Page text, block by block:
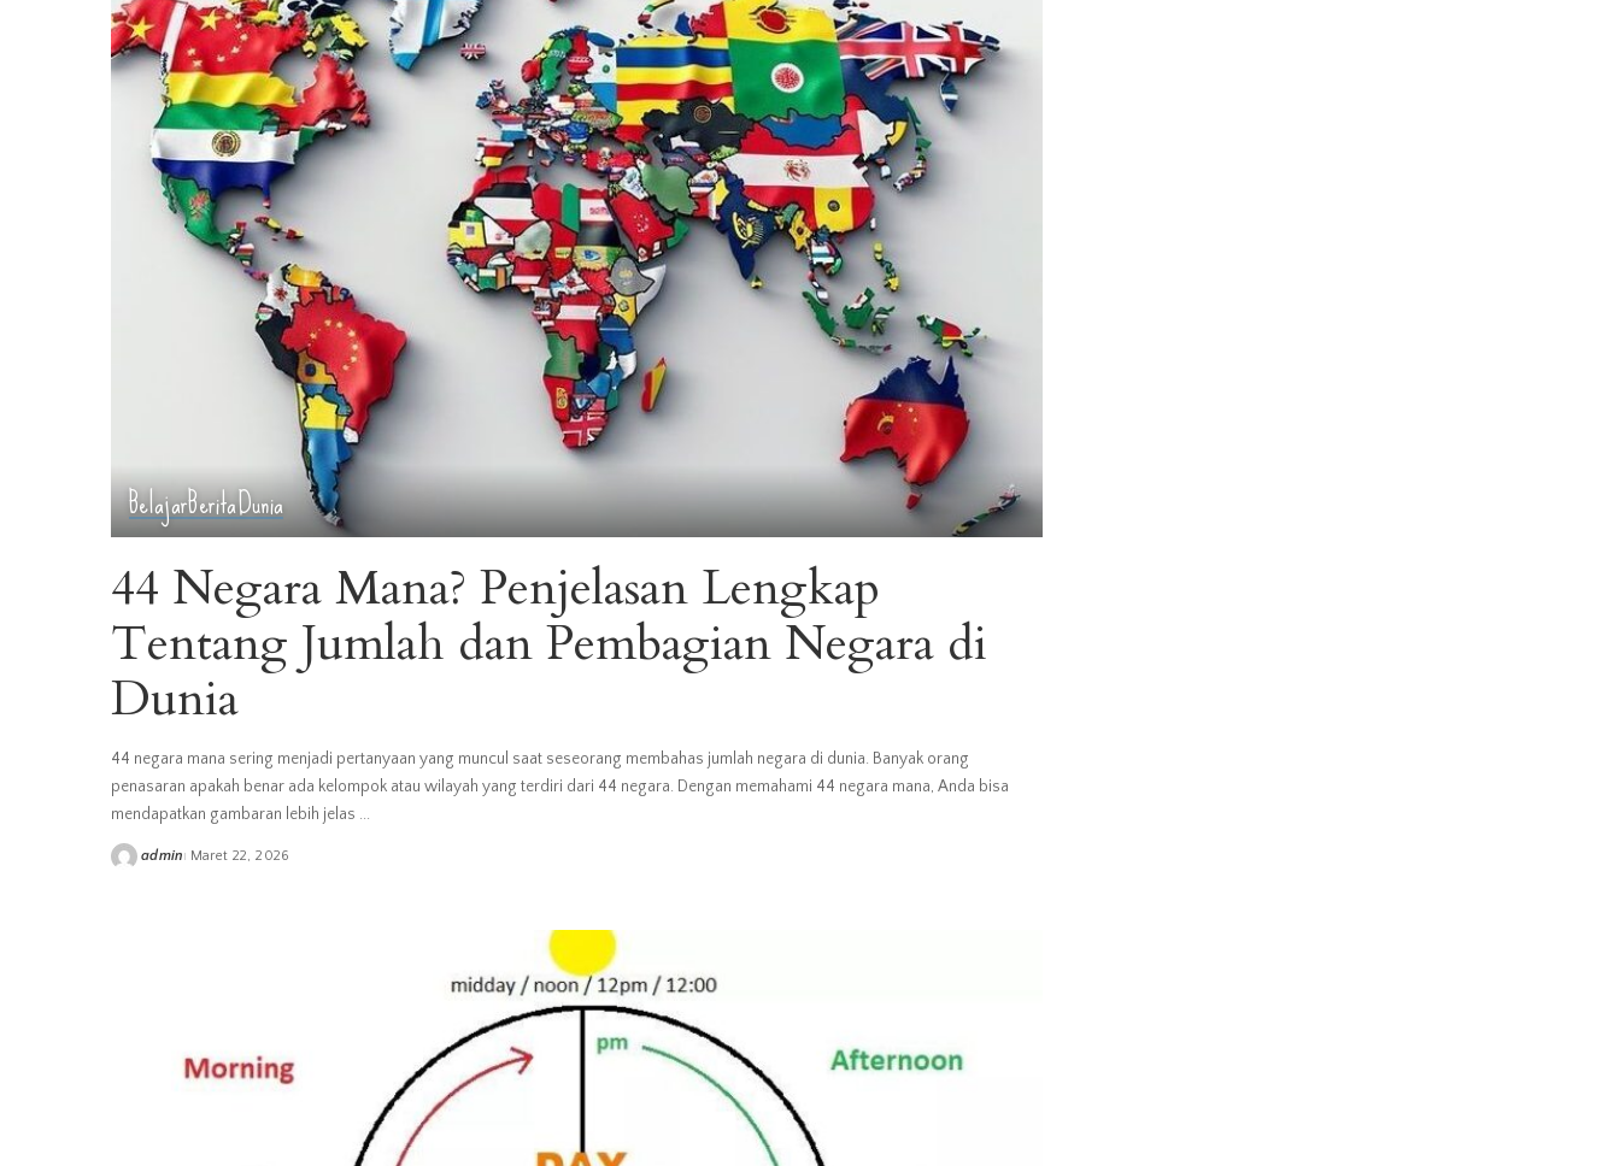
BelajarBeritaDunia
44 Negara Mana? Penjelasan Lengkap
Tentang Jumlah dan Pembagian Negara di
Dunia
44 negara mana sering menjadi pertanyaan yang muncul saat seseorang membahas jumlah negara di dunia. Banyak orang
penasaran apakah benar ada kelompok atau wilayah yang terdiri dari 44 negara. Dengan memahami 44 negara mana, Anda bisa
mendapatkan gambaran lebih jelas ...
Posted
admin Maret 22, 2026